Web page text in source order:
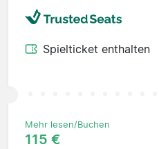
Spielticket enthalten
Mehr lesen/Buchen
115 €